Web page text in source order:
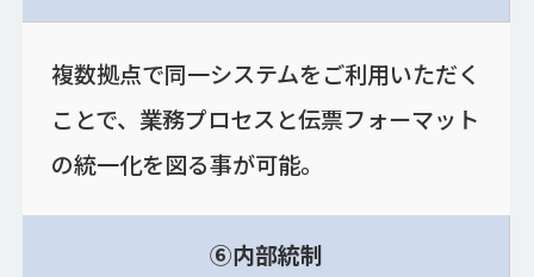
複数拠点で同一システムをご利用いただく
ことで、業務プロセスと伝票フォーマット
の統一化を図る事が可能。
⑥内部統制